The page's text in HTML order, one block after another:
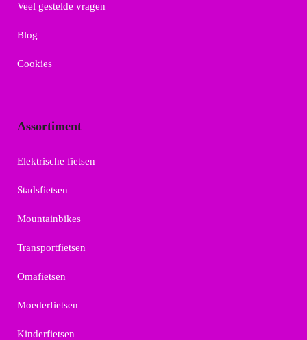
Veel gestelde vragen
Blog
Cookies
Assortiment
Elektrische fietsen
Stadsfietsen
Mountainbikes
Transportfietsen
Omafietsen
Moederfietsen
Kinderfietsen